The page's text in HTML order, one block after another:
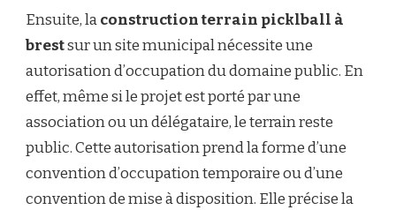
Ensuite, laconstruction terrain picklball à
brestsur un site municipal nécessite une
autorisation d’occupation du domaine public. En
effet, même si le projet est porté par une
association ou un délégataire, le terrain reste
public. Cette autorisation prend la forme d’une
convention d’occupation temporaire ou d’une
convention de mise à disposition. Elle précise la